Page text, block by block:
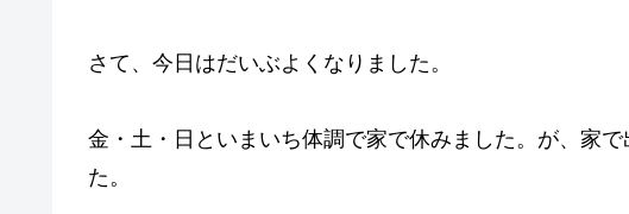
さて、今日はだいぶよくなりました。
金・土・日といまいち体調で家で休みました。が、家
た。